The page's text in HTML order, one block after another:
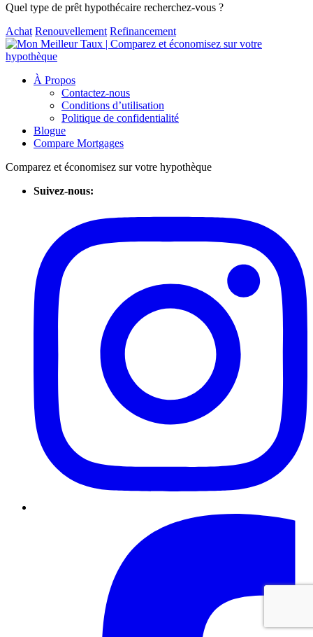
Quel type de prêt hypothécaire recherchez-vous ?
Achat Renouvellement Refinancement
À Propos
Contactez-nous
Conditions d’utilisation
Politique de confidentialité
Blogue
Compare Mortgages
Comparez et économisez sur votre hypothèque
Suivez-nous: